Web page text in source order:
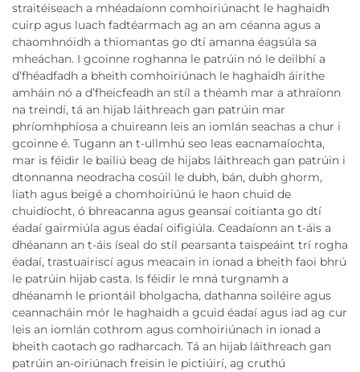
straitéiseach a mhéadaíonn comhoiriúnacht le haghaidh
cuirp agus luach fadtéarmach ag an am céanna agus a
chaomhnóidh a thiomantas go dtí amanna éagsúla sa
mheáchan. I gcoinne roghanna le patrúin nó le deilbhí a
d’fhéadfadh a bheith comhoiriúnach le haghaidh áirithe
amháin nó a d’fheicfeadh an stíl a théamh mar a athraíonn
na treindí, tá an hijab láithreach gan patrúin mar
phríomhphíosa a chuireann leis an iomlán seachas a chur i
gcoinne é. Tugann an t-ullmhú seo leas eacnamaíochta,
mar is féidir le bailiú beag de hijabs láithreach gan patrúin i
dtonnanna neodracha cosúil le dubh, bán, dubh ghorm,
liath agus beigé a chomhoiriúnú le haon chuid de
chuidíocht, ó bhreacanna agus geansaí coitianta go dtí
éadaí gairmiúla agus éadaí oifigiúla. Ceadaíonn an t-áis a
dhéanann an t-áis íseal do stíl pearsanta taispeáint trí rogha
éadaí, trastuairiscí agus meacain in ionad a bheith faoi bhrú
le patrúin hijab casta. Is féidir le mná turgnamh a
dhéanamh le priontáil bholgacha, dathanna soiléire agus
ceannacháin mór le haghaidh a gcuid éadaí agus iad ag cur
leis an iomlán cothrom agus comhoiriúnach in ionad a
bheith caotach go radharcach. Tá an hijab láithreach gan
patrúin an-oiriúnach freisin le pictiúirí, ag cruthú